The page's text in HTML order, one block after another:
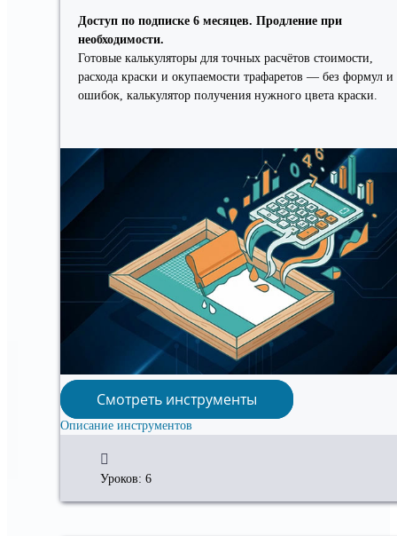
Доступ по подписке 6 месяцев. Продление при
необходимости.
Готовые калькуляторы для точных расчётов стоимости,
расхода краски и окупаемости трафаретов — без формул и
ошибок, калькулятор получения нужного цвета краски.
Уроков: 6
Смотреть инструменты
Описание инструментов